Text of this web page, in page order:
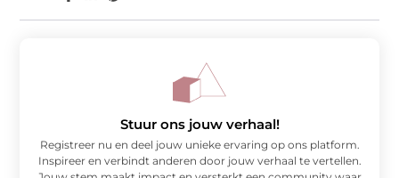
Stuur ons jouw verhaal!
Registreer nu en deel jouw unieke ervaring op ons platform.
Inspireer en verbindt anderen door jouw verhaal te vertellen.